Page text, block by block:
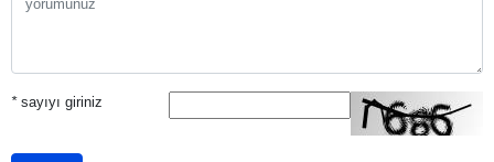
*sayıyı giriniz